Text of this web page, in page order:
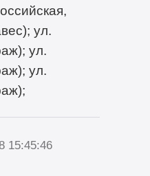
ул.
ул.
ул.
15:45:46